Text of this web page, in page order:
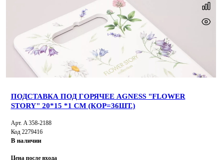
ПОДСТАВКА ПОД ГОРЯЧЕЕ AGNESS "FLOWER
STORY" 20*15 *1 СМ (КОР=36ШТ.)
Арт. A 358-2188
Код 2279416
В наличии
Цена после входа